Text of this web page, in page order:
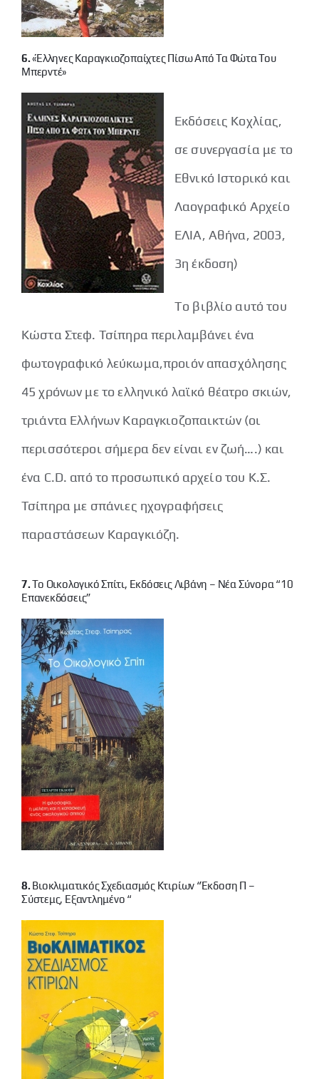
6.«Έλληνες Καραγκιοζοπαίχτες Πίσω Από Τα Φώτα Του
Μπερντέ»
Εκδόσεις Κοχλίας,
σε συνεργασία με το
Εθνικό Ιστορικό και
Λαογραφικό Αρχείο
ΕΛΙΑ, Αθήνα, 2003,
3η έκδοση)
Tο βιβλίο αυτό του
Κώστα Στεφ. Τσίπηρα περιλαμβάνει ένα
φωτογραφικό λεύκωμα,προιόν απασχόλησης
45 χρόνων με το ελληνικό λαϊκό θέατρο σκιών,
τριάντα Ελλήνων Καραγκιοζοπαικτών (οι
περισσότεροι σήμερα δεν είναι εν ζωή….) και
ένα C.D. από το προσωπικό αρχείο του Κ.Σ.
Τσίπηρα με σπάνιες ηχογραφήσεις
παραστάσεων Καραγκιόζη.
7.Το Οικολογικό Σπίτι, Εκδόσεις Λιβάνη – Νέα Σύνορα “10
Επανεκδόσεις”
8. Βιοκλιματικός Σχεδιασμός Κτιρίων “έκδοση Π –
Σύστεμς, Εξαντλημένο “